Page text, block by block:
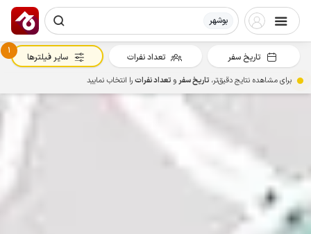
بوشهر
تاریخ سفر تعداد نفرات
1
سایر فیلترها
برای مشاهده نتایج دقیق‌تر، تاریخ سفرو تعداد نفراترا انتخاب نمایید